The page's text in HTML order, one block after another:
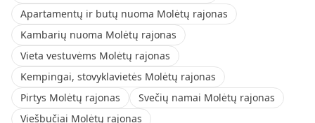
Apartamentų ir butų nuoma Molėtų rajonas
Kambarių nuoma Molėtų rajonas
Vieta vestuvėms Molėtų rajonas
Kempingai, stovyklavietės Molėtų rajonas
Pirtys Molėtų rajonas
Svečių namai Molėtų rajonas
Viešbučiai Molėtų rajonas